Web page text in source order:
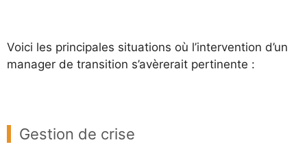
Voici les principales situations où l’intervention d’un
manager de transition s’avèrerait pertinente :
Gestion de crise